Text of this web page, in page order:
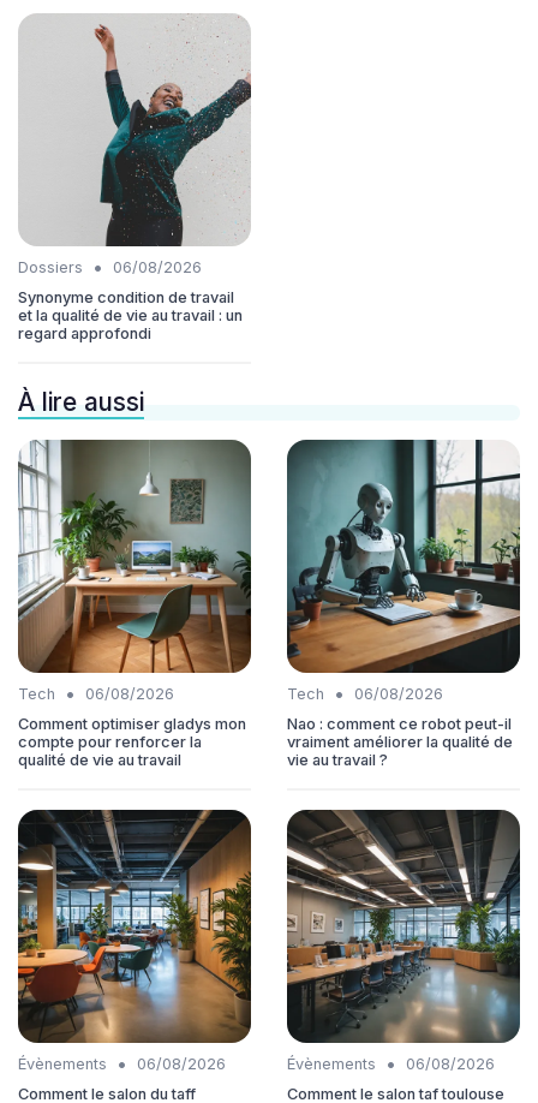
Dossiers •
06/08/2026
Synonyme condition de travail
et la qualité de vie au travail : un
regard approfondi
À lire aussi
Tech •
06/08/2026
Comment optimiser gladys mon
compte pour renforcer la
qualité de vie au travail
Tech •
06/08/2026
Nao : comment ce robot peut-il
vraiment améliorer la qualité de
vie au travail ?
Évènements •
06/08/2026
Comment le salon du taff
Évènements •
06/08/2026
Comment le salon taf toulouse